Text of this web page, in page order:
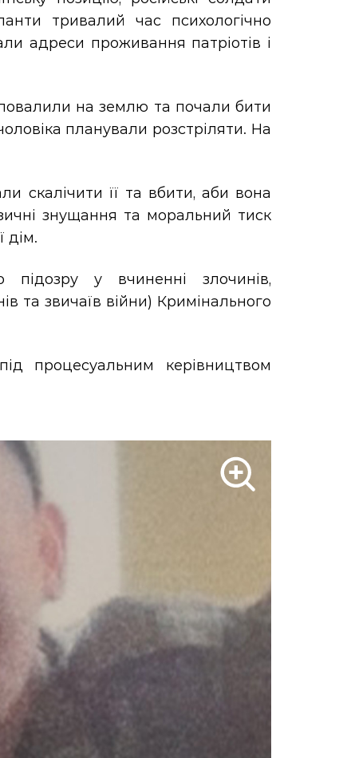
тривалий час психологічно
адреси проживання патріотів і
на землю та почали бити
планували розстріляти. На
скалічити її та вбити, аби вона
знущання та моральний тиск
дім.
підозру у вчиненні злочинів,
та звичаїв війни) Кримінального
процесуальним керівництвом